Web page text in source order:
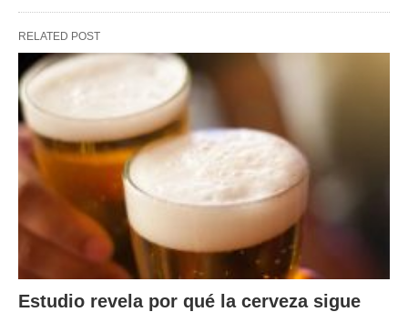
RELATED POST
Estudio revela por qué la cerveza sigue